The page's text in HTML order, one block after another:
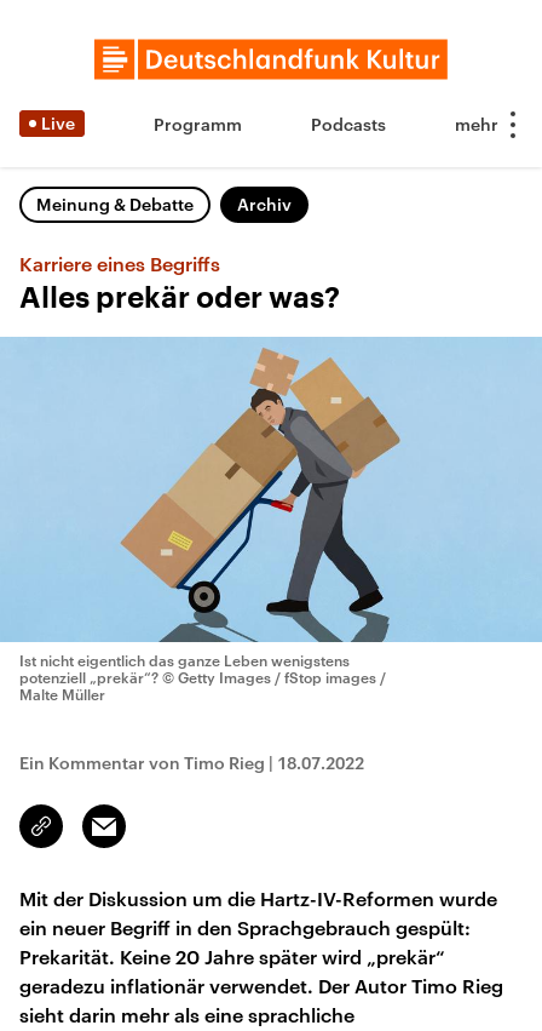
Live Programm Podcasts
Meinung & Debatte Archiv
Karriere eines Begriffs
Alles prekär oder was?
Ist nicht eigentlich das ganze Leben wenigstens
potenziell „prekär“? © Getty Images / fStop images /
Malte Müller
Ein Kommentar von Timo Rieg | 18.07.2022
Link
kopieren/teilen
Email
Mit der Diskussion um die Hartz-IV-Reformen wurde
ein neuer Begriff in den Sprachgebrauch gespült:
Prekarität. Keine 20 Jahre später wird „prekär“
geradezu inflationär verwendet. Der Autor Timo Rieg
sieht darin mehr als eine sprachliche